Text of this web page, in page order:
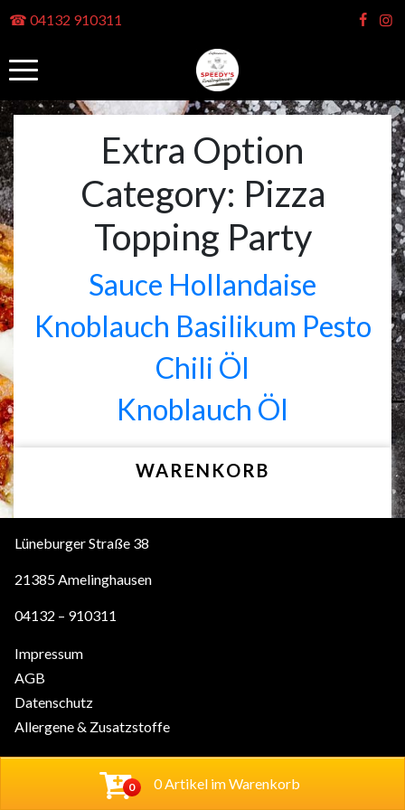
☎ 04132 910311
0 0 Artikel im Warenkorb
Extra Option
Category: Pizza
Topping Party
Sauce Hollandaise
Knoblauch Basilikum Pesto
Chili Öl
Knoblauch Öl
WARENKORB
Lüneburger Straße 38
21385 Amelinghausen
04132 – 910311
Impressum
AGB
Datenschutz
Allergene & Zusatzstoffe